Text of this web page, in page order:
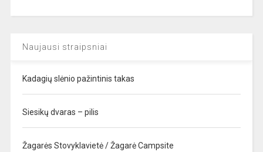
Naujausi straipsniai
Kadagių slėnio pažintinis takas
Siesikų dvaras – pilis
Žagarės Stovyklavietė / Žagarė Campsite